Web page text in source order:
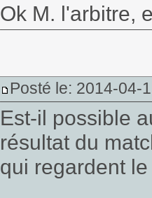
Ok M. l'arbitre,
Posté le: 2014-04-
Est-il possible
résultat du
qui regardent